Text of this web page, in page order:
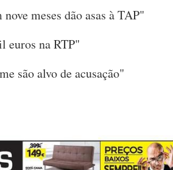
meses dão asas à TAP"
euros na RTP"
são alvo de acusação"